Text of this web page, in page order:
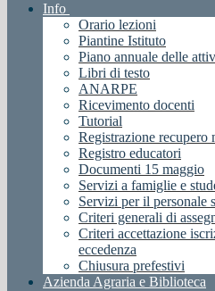
Info
Orario lezioni
Piantine Istituto
Piano annuale delle
Libri di testo
ANARPE
Ricevimento docenti
Tutorial
Registrazione recupero
Registro educatori
Documenti 15 maggio
Servizi a famiglie e
Servizi per il personale
Criteri generali di
Criteri accettazione
eccedenza
Chiusura prefestivi
Azienda Agraria e Biblioteca